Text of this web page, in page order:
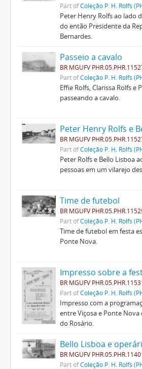
Part ofColeção P. H. Rolfs
Peter Henry Rolfs ao lado
do então Presidente da
Bernardes.
Passeio a cavalo
BR MGUFV
Part ofColeção P. H. Rolfs
Effie Rolfs, Clarissa Rolfs
passeando a cavalo.
Peter Henry Rolfs e
BR MGUFV
Part ofColeção P. H. Rolfs
Peter Rolfs e Bello Lisboa
pessoas em um vilarejo
Time de futebol
BR MGUFV
Part ofColeção P. H. Rolfs
Time de futebol em festa
Ponte Nova.
Impresso sobre a
BR MGUFV
Part ofColeção P. H. Rolfs
Impresso com a
entre Viçosa e Ponte Nova
do Rosário.
Bello Lisboa e
BR MGUFV
Part ofColeção P. H. Rolfs